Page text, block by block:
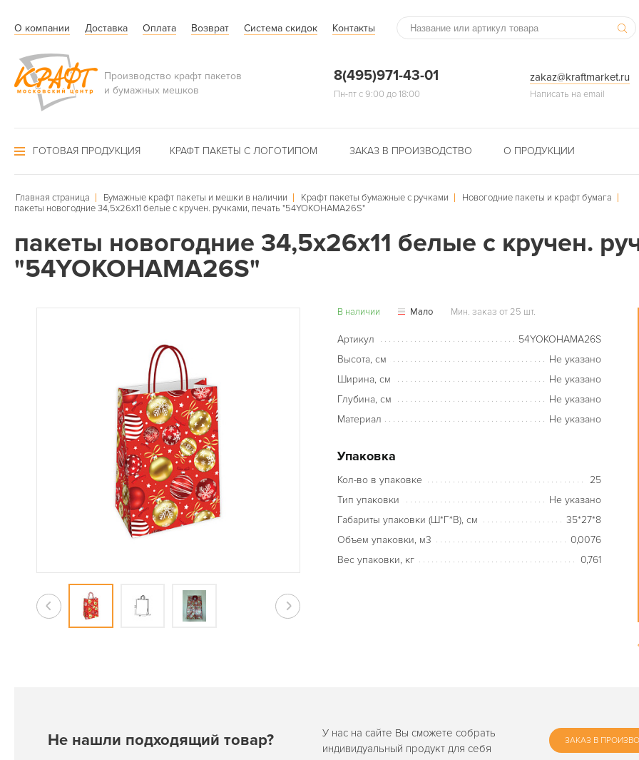
О компании Доставка Оплата Возврат Система скидок Контакты
Производство крафт пакетов
и бумажных мешков
8(495)971-43-01
Пн-пт с 9:00 до 18:00
zakaz@kraftmarket.ru
Написать на email
ГОТОВАЯ ПРОДУКЦИЯ КРАФТ ПАКЕТЫ С ЛОГОТИПОМ ЗАКАЗ В ПРОИЗВОДСТВО О ПРОДУКЦИИ
Главная страница Бумажные крафт пакеты и мешки в наличии Крафт пакеты бумажные с ручками
Новогодние пакеты и крафт бумага
пакеты новогодние 34,5х26х11 белые с кручен. ручками, печать "54YOKOHAMA26S"
пакеты новогодние 34,5х26х11 белые с кручен.
"54YOKOHAMA26S"
В наличии Мало Мин. заказ от 25 шт.
Артикул
54YOKOHAMA26S
Высота, см
Не указано
Ширина, см
Не указано
Глубина, см
Не указано
Материал
Не указано
Упаковка
Кол-во в упаковке
25
Тип упаковки
Не указано
Габариты упаковки (Ш*Г*В), см
35*27*8
Объем упаковки, м3
0,0076
Вес упаковки, кг
0,761
Не нашли подходящий товар?
У нас на сайте Вы сможете собрать
индивидуальный продукт для себя
ЗАКАЗ В